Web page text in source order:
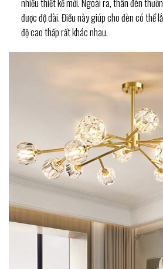
được độ dài. Điều này giúp cho đèn có thể
độ cao thấp rất khác nhau.